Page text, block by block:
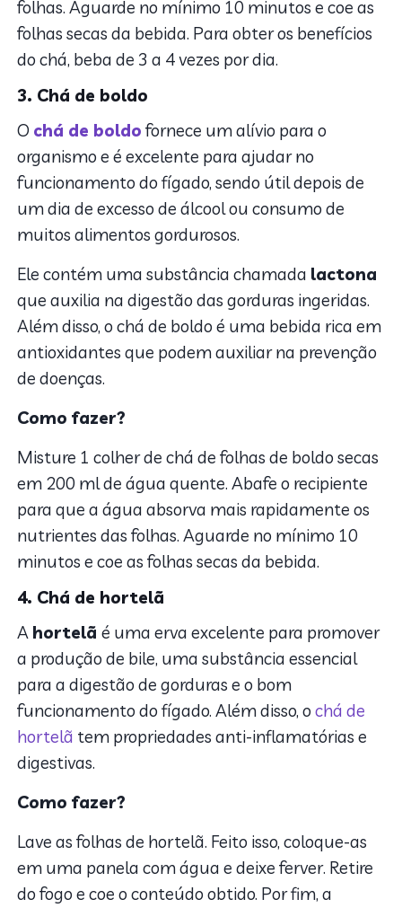
folhas. Aguarde no mínimo 10 minutos e coe as
folhas secas da bebida. Para obter os benefícios
do chá, beba de 3 a 4 vezes por dia.
3. Chá de boldo
O chá de boldo fornece um alívio para o
organismo e é excelente para ajudar no
funcionamento do fígado, sendo útil depois de
um dia de excesso de álcool ou consumo de
muitos alimentos gordurosos.
Ele contém uma substância chamada lactona
que auxilia na digestão das gorduras ingeridas.
Além disso, o chá de boldo é uma bebida rica em
antioxidantes que podem auxiliar na prevenção
de doenças.
Como fazer?
Misture 1 colher de chá de folhas de boldo secas
em 200 ml de água quente. Abafe o recipiente
para que a água absorva mais rapidamente os
nutrientes das folhas. Aguarde no mínimo 10
minutos e coe as folhas secas da bebida.
4. Chá de hortelã
A hortelãé uma erva excelente para promover
a produção de bile, uma substância essencial
para a digestão de gorduras e o bom
funcionamento do fígado. Além disso, o chá de
hortelã tem propriedades anti-inflamatórias e
digestivas.
Como fazer?
Lave as folhas de hortelã. Feito isso, coloque-as
em uma panela com água e deixe ferver. Retire
do fogo e coe o conteúdo obtido. Por fim, a